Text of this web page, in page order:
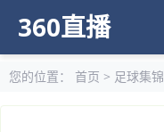
360直播
您的位置： 首页 > 足球集锦